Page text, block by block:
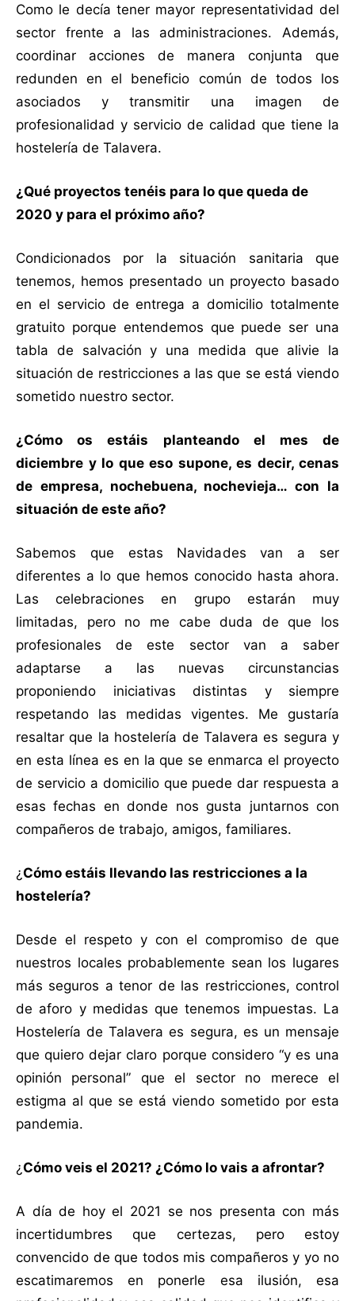
Como le decía tener mayor representatividad del
sector frente a las administraciones. Además,
coordinar acciones de manera conjunta que
redunden en el beneficio común de todos los
asociados y transmitir una imagen de
profesionalidad y servicio de calidad que tiene la
hostelería de Talavera.
¿Qué proyectos tenéis para lo que queda de
2020 y para el próximo año?
Condicionados por la situación sanitaria que
tenemos, hemos presentado un proyecto basado
en el servicio de entrega a domicilio totalmente
gratuito porque entendemos que puede ser una
tabla de salvación y una medida que alivie la
situación de restricciones a las que se está viendo
sometido nuestro sector.
¿Cómo os estáis planteando el mes de
diciembre y lo que eso supone, es decir, cenas
de empresa, nochebuena, nochevieja… con la
situación de este año?
Sabemos que estas Navidades van a ser
diferentes a lo que hemos conocido hasta ahora.
Las celebraciones en grupo estarán muy
limitadas, pero no me cabe duda de que los
profesionales de este sector van a saber
adaptarse a las nuevas circunstancias
proponiendo iniciativas distintas y siempre
respetando las medidas vigentes. Me gustaría
resaltar que la hostelería de Talavera es segura y
en esta línea es en la que se enmarca el proyecto
de servicio a domicilio que puede dar respuesta a
esas fechas en donde nos gusta juntarnos con
compañeros de trabajo, amigos, familiares.
¿Cómo estáis llevando las restricciones a la
hostelería?
Desde el respeto y con el compromiso de que
nuestros locales probablemente sean los lugares
más seguros a tenor de las restricciones, control
de aforo y medidas que tenemos impuestas. La
Hostelería de Talavera es segura, es un mensaje
que quiero dejar claro porque considero “y es una
opinión personal” que el sector no merece el
estigma al que se está viendo sometido por esta
pandemia.
¿Cómo veis el 2021? ¿Cómo lo vais a afrontar?
A día de hoy el 2021 se nos presenta con más
incertidumbres que certezas, pero estoy
convencido de que todos mis compañeros y yo no
escatimaremos en ponerle esa ilusión, esa